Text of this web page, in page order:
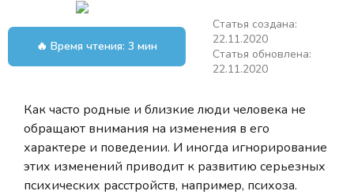
🔥 Время чтения: 3 мин
Статья создана:
22.11.2020
Статья обновлена:
22.11.2020
Как часто родные и близкие люди человека не
обращают внимания на изменения в его
характере и поведении. И иногда игнорирование
этих изменений приводит к развитию серьезных
психических расстройств, например, психоза.